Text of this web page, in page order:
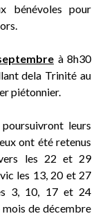
bénévoles pour
à 8h30
dela Trinité au
piétonnier.
leurs
ont été retenus
les 22 et 29
les 13, 20 et 27
3, 10, 17 et 24
de décembre